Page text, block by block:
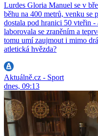
Lurdes Gloria Manuel se v
běhu na 400 metrů, venku se
dostala pod hranici 50 vteřin
laborovala se zraněním a
tomu umí zaujmout i mimo
atletická hvězda?
Aktuálně.cz - Sport
dnes, 09:13